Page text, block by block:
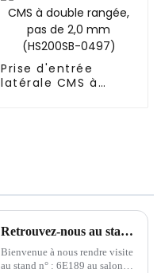
Prise d'entrée
latérale CMS à
Retrouvez-nous au stand n° : 6E189 à l'ICH 2024 du 28 au 30 août 2024
Bienvenue à nous rendre visite
au stand n° : 6E189 au salon